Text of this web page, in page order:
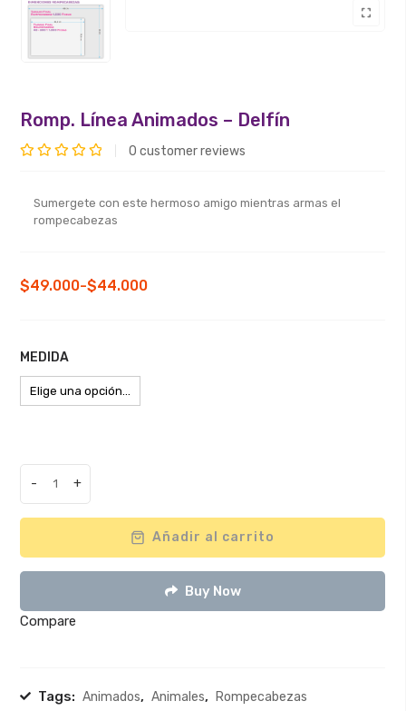
Romp. Línea Animados – Delfín
Sumergete con este hermoso amigo mientras armas el
rompecabezas
0 customer reviews
$44.000
-
$49.000
Rango
desde
$44.000
hasta
MEDIDA
-
Romp.
-
Delfín
+
Añadir al carrito
Buy Now
Compare
Tags: Animados, Animales,
Rompecabezas